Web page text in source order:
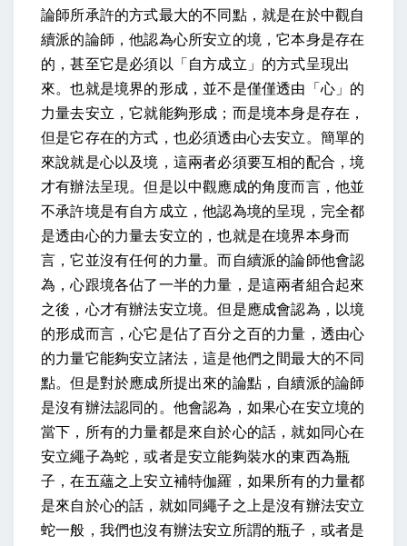
論師所承許的方式最大的不同點，就是在於中觀自
續派的論師，他認為心所安立的境，它本身是存在
的，甚至它是必須以「自方成立」的方式呈現出
來。也就是境界的形成，並不是僅僅透由「心」的
力量去安立，它就能夠形成；而是境本身是存在，
但是它存在的方式，也必須透由心去安立。簡單的
來說就是心以及境，這兩者必須要互相的配合，境
才有辦法呈現。但是以中觀應成的角度而言，他並
不承許境是有自方成立，他認為境的呈現，完全都
是透由心的力量去安立的，也就是在境界本身而
言，它並沒有任何的力量。而自續派的論師他會認
為，心跟境各佔了一半的力量，是這兩者組合起來
之後，心才有辦法安立境。但是應成會認為，以境
的形成而言，心它是佔了百分之百的力量，透由心
的力量它能夠安立諸法，這是他們之間最大的不同
點。但是對於應成所提出來的論點，自續派的論師
是沒有辦法認同的。他會認為，如果心在安立境的
當下，所有的力量都是來自於心的話，就如同心在
安立繩子為蛇，或者是安立能夠裝水的東西為瓶
子，在五蘊之上安立補特伽羅，如果所有的力量都
是來自於心的話，就如同繩子之上是沒有辦法安立
蛇一般，我們也沒有辦法安立所謂的瓶子，或者是